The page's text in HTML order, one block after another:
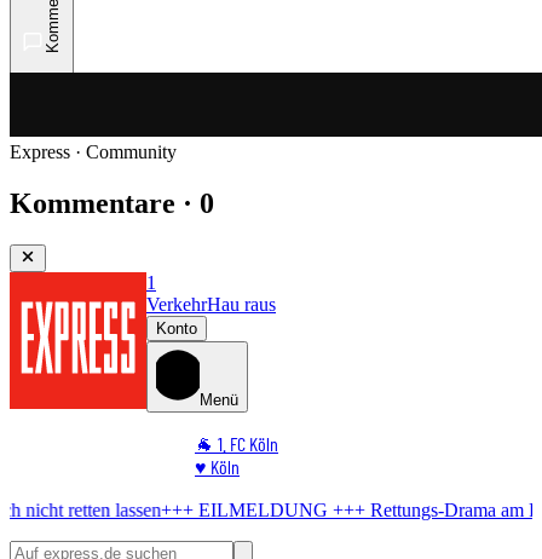
Express · Community
Kommentare · 0
1
VerkehrHau raus
Konto
Menü
🐐 1. FC Köln
♥️ Köln
🏆 Sport
lassen+++ EILMELDUNG +++Rettungs-Drama am RheinMann